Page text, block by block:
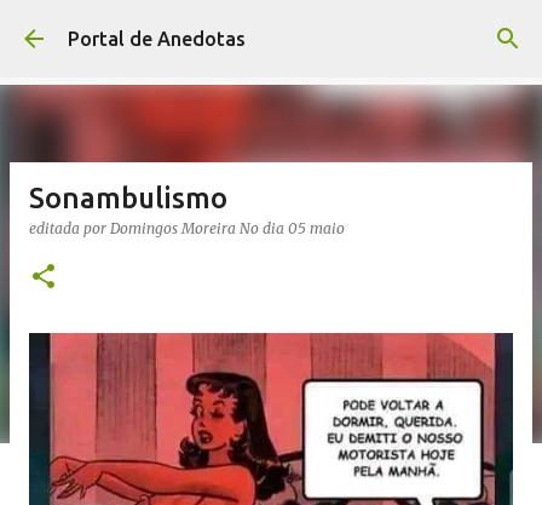
Avançar para o conteúdo principal
Portal de Anedotas
Sonambulismo
editada por Domingos Moreira No dia 05 maio